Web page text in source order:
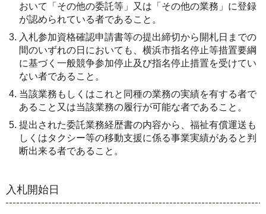
おいて「その他の委託等」又は「その他の業務」に登録
が認められている者であること。
入札参加資格確認申請書等の提出締切から開札日までの
間のいずれの日においても、横浜市指名停止等措置要綱
に基づく一般競争参加停止及び指名停止措置を受けてい
ない者であること。
当該業務もしくはこれと同種の業務の実績を有する者で
あること又は当該業務の履行が可能な者であること。
提出された委託業務経歴書の内容から、福祉有償運送も
しくはタクシー等の移動支援に係る事業実績があると判
断出来る者であること。
入札開始日